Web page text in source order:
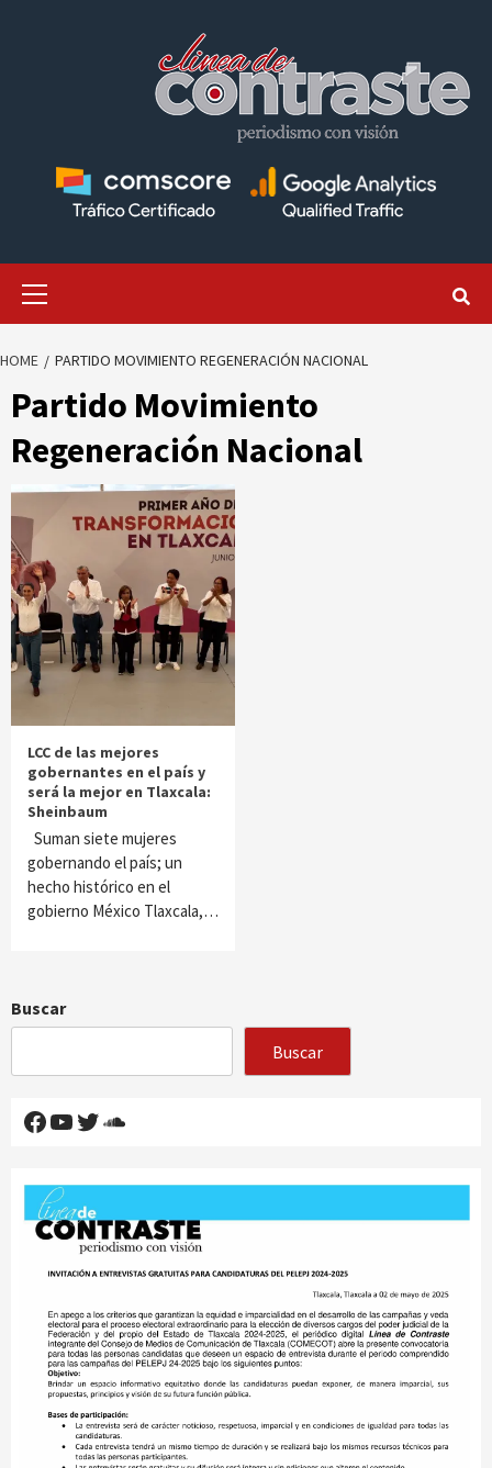
HOME PARTIDO MOVIMIENTO REGENERACIÓN NACIONAL
Partido Movimiento
Regeneración Nacional
LCC de las mejores
gobernantes en el país y
será la mejor en Tlaxcala:
Sheinbaum
Suman siete mujeres
gobernando el país; un
hecho histórico en el
gobierno México Tlaxcala,…
Buscar
Buscar
Facebook
YouTube
Twitter
SoundCloud